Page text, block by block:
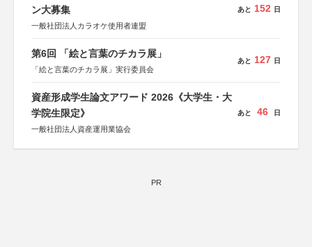
ン大募集
一般社団法人カラオケ使用者連盟
あと 152 日
第6回 「絵と言葉のチカラ展」
「絵と言葉のチカラ展」実行委員会
あと 127 日
資産形成学生論文アワード 2026《大学生・大
学院生限定》
一般社団法人資産運用業協会
あと 46 日
PR